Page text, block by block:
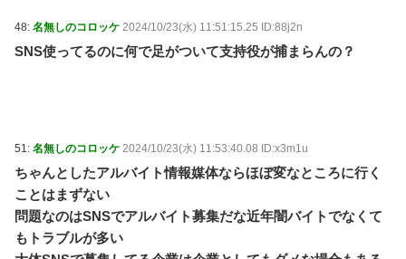
48: 名無しのコロッケ 2024/10/23(水) 11:51:15.25 ID:88j2n
SNS使ってるのに何で足がついて支持役が捕まらんの？
51: 名無しのコロッケ 2024/10/23(水) 11:53:40.08 ID:x3m1u
ちゃんとしたアルバイト情報媒体ならほぼ変なところに行く
ことはまずない
問題なのはSNSでアルバイト募集だな近年闇バイトでなくて
もトラブルが多い